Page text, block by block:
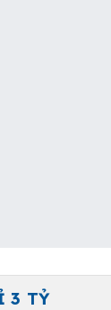
3 TỶ